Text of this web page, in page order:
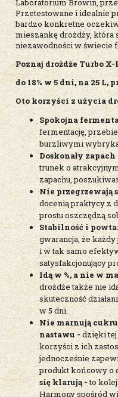
Laboratorium Browin,
Przetestowane i idealnie
bardzo konkretne
mieszankę drożdży, która
niezawodności w świecie
Poznaj drożdże Turbo
do 18% w 5 dni, na 25 L,
Oto korzyści z użycia
Spokojna
fermentację,
burzliwymi
Doskonały zapach
trunek o
zapachu,
Nie przegrzewają
docenią praktycy z
prostu oszczędzą
Stabilność i
gwarancja, że
i w tak samo
satysfakcjonujący
Idą w %, a nie w
drożdże także nie
skuteczność
w 5 dni.
Nie marnują
nastawu - dzięki
korzyści z ich
jednocześnie
produkt końcowy o
się klarują -to
Harmony spośród